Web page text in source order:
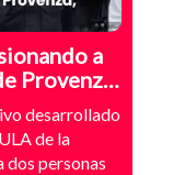
a
Provenza,
desarrollado
de la
personas